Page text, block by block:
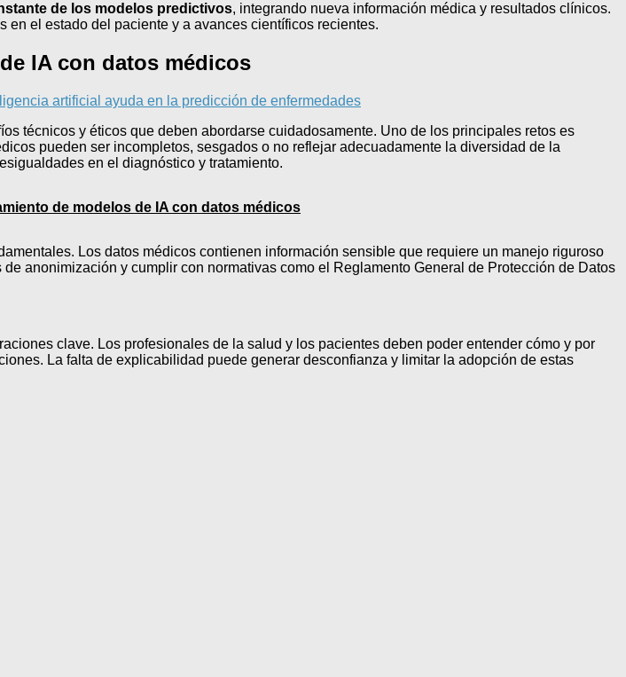
de los modelos predictivos, integrando nueva información médica y resultados clínicos.
el estado del paciente y a avances científicos recientes.
IA con datos médicos
artificial ayuda en la predicción de enfermedades
técnicos y éticos que deben abordarse cuidadosamente. Uno de los principales retos es
pueden ser incompletos, sesgados o no reflejar adecuadamente la diversidad de la
en el diagnóstico y tratamiento.
de modelos de IA con datos médicos
Los datos médicos contienen información sensible que requiere un manejo riguroso
anonimización y cumplir con normativas como el Reglamento General de Protección de Datos
clave. Los profesionales de la salud y los pacientes deben poder entender cómo y por
La falta de explicabilidad puede generar desconfianza y limitar la adopción de estas